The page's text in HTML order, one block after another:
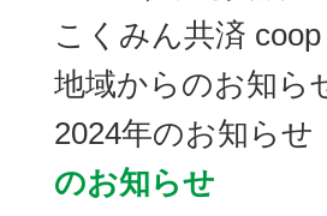
こくみん共済
地域からのお知ら
2024年のお知らせ
のお知らせ